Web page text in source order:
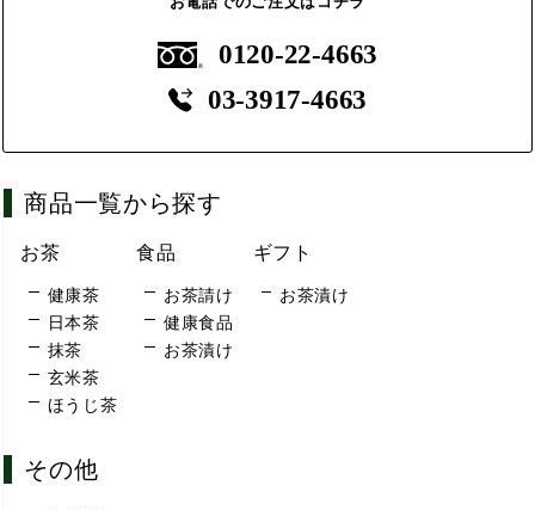
0120-22-4663
03-3917-4663
商品一覧から探す
お茶
健康茶
日本茶
抹茶
玄米茶
ほうじ茶
食品
お茶請け
健康食品
お茶漬け
ギフト
お茶漬け
その他